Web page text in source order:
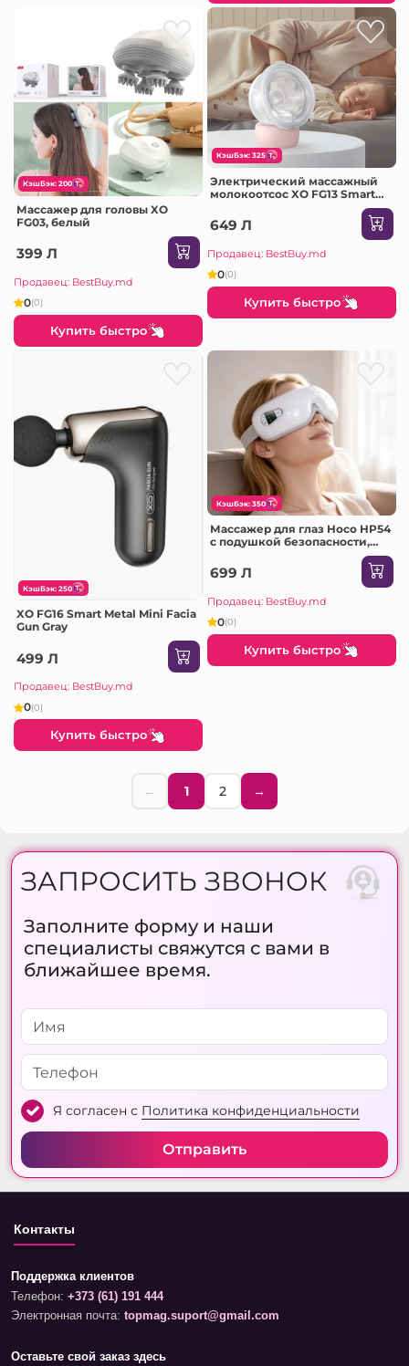
КэшБэк: 200
Массажер для головы XO
FG03, белый
399 Л
Продавец: BestBuy.md
0(0)
Купить быстро
КэшБэк: 325
Электрический массажный
молокоотсос XO FG13 Smart
649 Л
Продавец: BestBuy.md
0(0)
Купить быстро
КэшБэк: 250
XO FG16 Smart Metal Mini Facia
Gun Gray
499 Л
Продавец: BestBuy.md
0(0)
Купить быстро
КэшБэк: 350
Массажер для глаз Hoco HP54
с подушкой безопасности,
699 Л
Продавец: BestBuy.md
0(0)
Купить быстро
← 1 2 →
ЗАПРОСИТЬ ЗВОНОК
Заполните форму и наши
специалисты свяжутся с вами в
ближайшее время.
Я согласен с Политика конфиденциальности
Отправить
Контакты
Поддержка клиентов
Телефон: +373 (61) 191 444
Электронная почта: topmag.suport@gmail.com
Оставьте свой заказ здесь